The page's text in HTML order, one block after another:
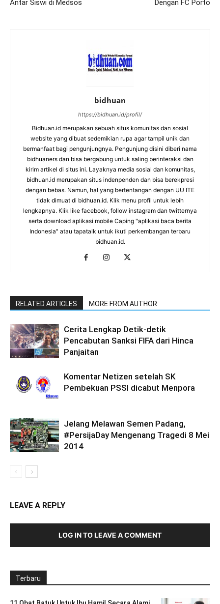
Antar Siswi di Medsos Dengan FC Porto
bidhuan
https://bidhuan.id/profil/
Bidhuan.id merupakan sebuah situs komunitas dan sosial
website yang dibuat sedemikian rupa agar tampil unik dan
bermanfaat bagi pengunjungnya. Pengunjung disini diberi nama
bidhuaners dan bisa bergabung untuk saling berinteraksi dan
kirim artikel di situs ini. Layaknya media sosial dan komunitas,
bidhuan.id merupakan situs indenpenden dan bisa berekpresi
dengan bebas. Namun, hal yang bertentangan dengan UU ITE
tidak dimuat di bidhuan.id. Klik menu profil untuk lebih
lengkapnya. Klik like facebook, follow instagram dan twitternya
serta download aplikasi mobile Caping "aplikasi baca berita
Indonesia" atau tapatalk untuk ikuti perkembangan terbaru
bidhuan.id.
RELATED ARTICLES MORE FROM AUTHOR
Cerita Lengkap Detik-detik
Pencabutan Sanksi FIFA dari Hinca
Panjaitan
Komentar Netizen setelah SK
Pembekuan PSSI dicabut Menpora
Jelang Melawan Semen Padang,
#PersijaDay Mengenang Tragedi 8 Mei
2014
LEAVE A REPLY
LOG IN TO LEAVE A COMMENT
Terbaru